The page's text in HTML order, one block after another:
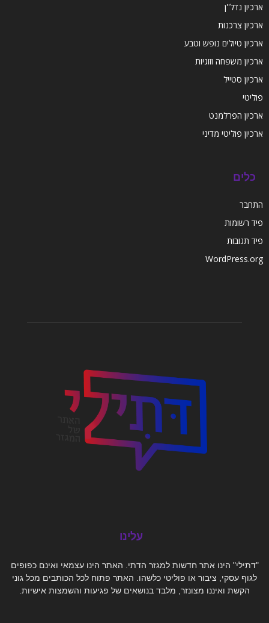
ארכיון נדל''ן
ארכיון צרכנות
ארכיון טיולים נופש וטבע
ארכיון משפחה וזוגיות
ארכיון סטייל
פוליטי
ארכיון הפרלמנט
ארכיון פוליטי מדיני
כלים
התחבר
פיד רשומות
פיד תגובות
WordPress.org
עלינו
"דתילי" הינו אתר חדשות למגזר הדתי. האתר הינו עצמאי ואינם כפופים
לגוף עסקי, ציבור או פוליטי כלשהו. האתר פתוח לכל הכותבים מכל גוני
הקשת ואיננו מצונזר, מלבד בנושאים של פגיעות והשמצות אישיות.